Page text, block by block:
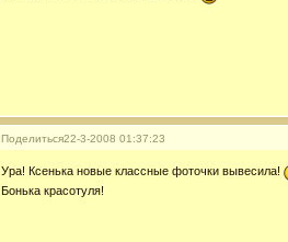
Поделиться22-3-2008 01:37:23
Ура! Ксенька новые классные фоточки вывесила!
Бонька красотуля!